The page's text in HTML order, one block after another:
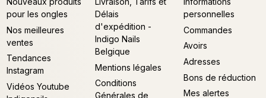
pour les ongles
Nos meilleures
ventes
Tendances
Instagram
Vidéos Youtube
Délais
d'expédition -
Indigo Nails
Belgique
Mentions légales
Conditions
Générales de
personnelles
Commandes
Avoirs
Adresses
Bons de réduction
Mes alertes